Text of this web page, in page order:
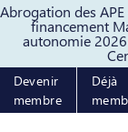
Abrogation des
financement
autonomie
Passer
Devenir
membre
Déjà